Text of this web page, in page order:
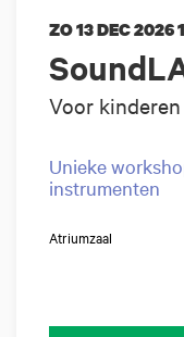
Voor
ZO 13 DEC 2026
Unieke
instrumenten
Atriumzaal